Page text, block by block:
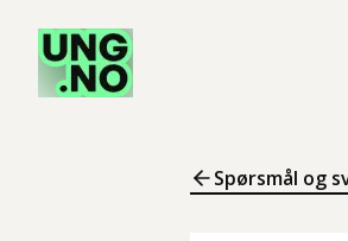
Spørsmål og